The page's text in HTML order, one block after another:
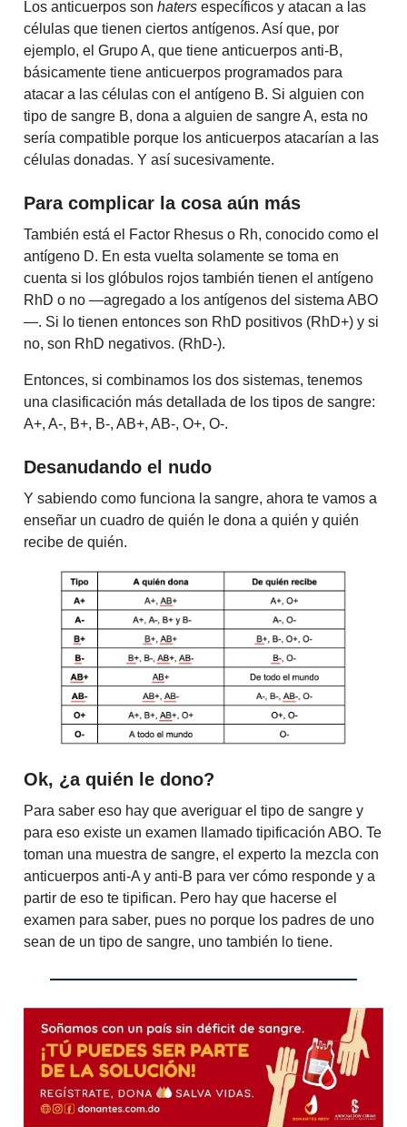
Los anticuerpos son haters específicos y atacan a las
células que tienen ciertos antígenos. Así que, por
ejemplo, el Grupo A, que tiene anticuerpos anti-B,
básicamente tiene anticuerpos programados para
atacar a las células con el antígeno B. Si alguien con
tipo de sangre B, dona a alguien de sangre A, esta no
sería compatible porque los anticuerpos atacarían a las
células donadas. Y así sucesivamente.
Para complicar la cosa aún más
También está el Factor Rhesus o Rh, conocido como el
antígeno D. En esta vuelta solamente se toma en
cuenta si los glóbulos rojos también tienen el antígeno
RhD o no —agregado a los antígenos del sistema ABO
—. Si lo tienen entonces son RhD positivos (RhD+) y si
no, son RhD negativos. (RhD-).
Entonces, si combinamos los dos sistemas, tenemos
una clasificación más detallada de los tipos de sangre:
A+, A-, B+, B-, AB+, AB-, O+, O-.
Desanudando el nudo
Y sabiendo como funciona la sangre, ahora te vamos a
enseñar un cuadro de quién le dona a quién y quién
recibe de quién.
Ok, ¿a quién le dono?
Para saber eso hay que averiguar el tipo de sangre y
para eso existe un examen llamado tipificación ABO. Te
toman una muestra de sangre, el experto la mezcla con
anticuerpos anti-A y anti-B para ver cómo responde y a
partir de eso te tipifican. Pero hay que hacerse el
examen para saber, pues no porque los padres de uno
sean de un tipo de sangre, uno también lo tiene.